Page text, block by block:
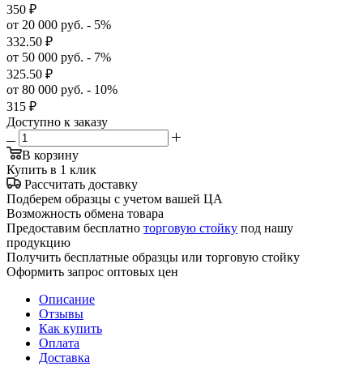
350 ₽
от 20 000 руб. - 5%
332.50 ₽
от 50 000 руб. - 7%
325.50 ₽
от 80 000 руб. - 10%
315 ₽
Доступно к заказу
В корзину
Купить в 1 клик
Рассчитать доставку
Подберем образцы с учетом вашей ЦА
Возможность обмена товара
Предоставим бесплатно торговую стойку под нашу
продукцию
Получить бесплатные образцы или торговую стойку
Оформить запрос оптовых цен
Описание
Отзывы
Как купить
Оплата
Доставка